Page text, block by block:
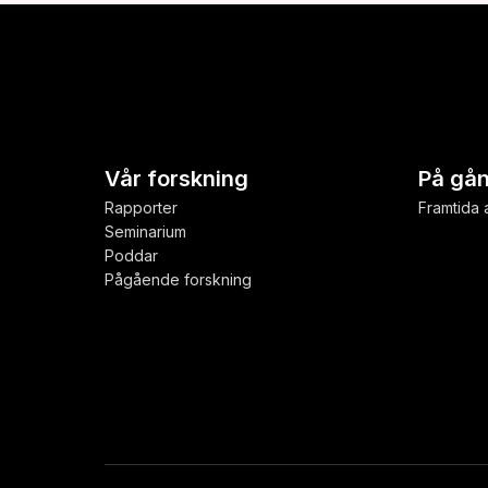
Vår forskning
Rapporter
Seminarium
Poddar
Pågående forskning
På
Framtida